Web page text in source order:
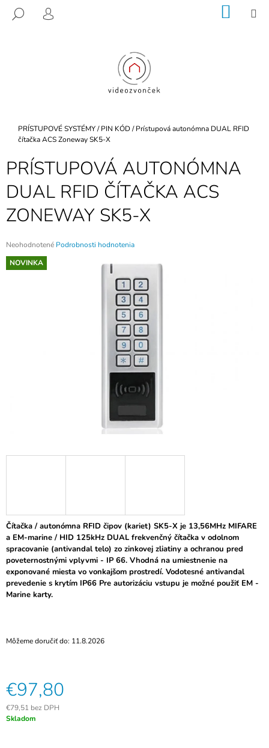
HĽADAŤ
PRIHLÁSENIE KOŠÍK
Domov
PRÍSTUPOVÉ SYSTÉMY/ PIN KÓD/ Prístupová autonómna DUAL RFID
čítačka ACS Zoneway SK5-X
PRÍSTUPOVÁ AUTONÓMNA
DUAL RFID ČÍTAČKA ACS
ZONEWAY SK5-X
Priemerné
hodnotenie
produktu
Neohodnotené Podrobnosti hodnotenia
NOVINKA
Čítačka / autonómna RFID čipov (kariet) SK5-X je 13,56MHz MIFARE
a EM-marine / HID 125kHz DUAL frekvenčný čítačka v odolnom
spracovanie (antivandal telo) zo zinkovej zliatiny a ochranou pred
poveternostnými vplyvmi - IP 66. Vhodná na umiestnenie na
exponované miesta vo vonkajšom prostredí. Vodotesné antivandal
prevedenie s krytím IP66 Pre autorizáciu vstupu je možné použiť EM -
Marine karty.
Môžeme doručiť do: 11.8.2026
€97,80
€79,51 bez DPH
Jednotková
Skladom
T
R
E
B
U
J
E
T
E
N
O
Ú
Č
A
M
E
BIOMETRICKÁ
PRÍSTUPOVÁ
KLÁVESNICOU
€119